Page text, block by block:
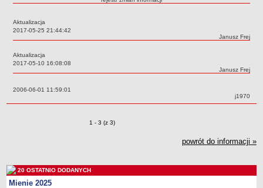
ARCHIWUM SZKÓŁ I PLACÓWEK
Przekształcone szkoły i placówki
Wielofunkcyjna Placówka
Specjalny Ośrodek nr 1
Majątek
Godziny dyżurów
Aktualizacja
Data:
2017-05-25 21:44:42
Autor:
Janusz Frej
Aktualizacja
Data:
2017-05-10 16:08:08
Autor:
Janusz Frej
Data:
2006-06-01 11:59:01
Autor:
j1970
Zmiany o pozycjach
1 - 3 (z 3)
powrót do informacji »
20 OSTATNIO DODANYCH
Mienie 2025